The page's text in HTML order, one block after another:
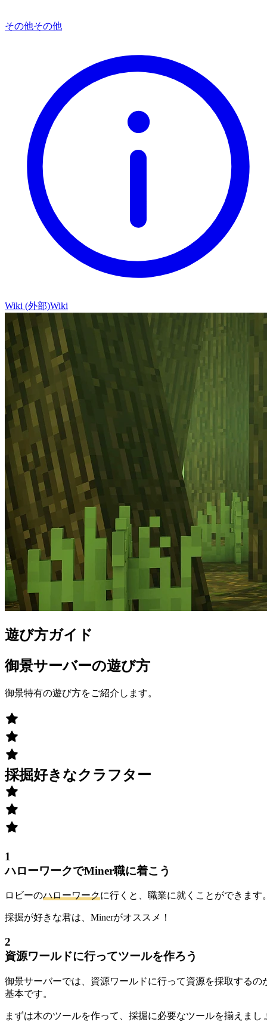
その他その他
Wiki (外部)Wiki
遊び方ガイド
御景サーバーの遊び方
御景特有の遊び方をご紹介します。
採掘好きなクラフター
1
ハローワークでMiner職に着こう
ロビーのハローワークに行くと、職業に就くことができます
採掘が好きな君は、Minerがオススメ！
2
資源ワールドに行ってツールを作ろう
御景サーバーでは、資源ワールドに行って資源を採取するの
基本です。
まずは木のツールを作って、採掘に必要なツールを揃えまし